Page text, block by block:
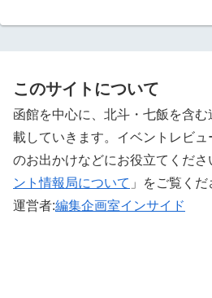
このサイトについて
函館を中心に、北斗・七飯を含
載していきます。イベントレビ
のお出かけなどにお役立てくださ
ント情報局について 」をご覧くだ
運営者:編集企画室インサイド